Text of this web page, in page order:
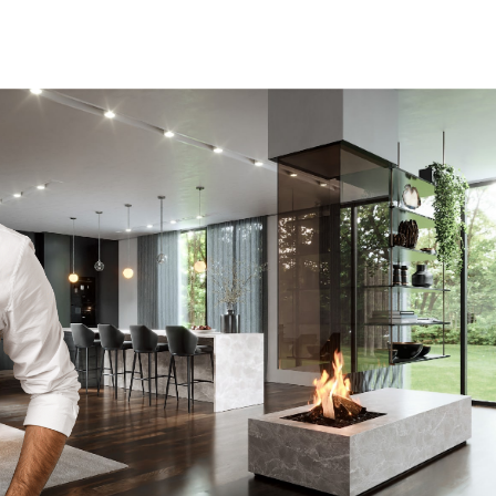
maken. Jammer dat
genomen wordt. Ben al
benieuwd naar het antwoord
waarin de schuld bij anderen
of mijzelf wordt neergelegd. "